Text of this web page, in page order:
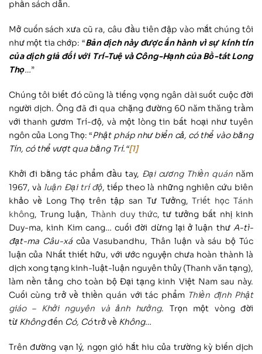
phần sách dẫn.
Mở cuốn sách xưa cũ ra, câu đầu tiên đập vào mắt chúng tôi
như một tia chớp: “Bản dịch này được ấn hành vì sự kính tín
của dịch giả đối với Trí-Tuệ và Công-Hạnh của Bồ-tát Long
Thọ…”
Chúng tôi biết đó cũng là tiếng vọng ngân dài suốt cuộc đời
người dịch. Ông đã đi qua chặng đường 60 năm thăng trầm
với thanh gươm Trí-độ, và một lòng tin bất hoại như tuyên
ngôn của Long Thọ: “Phật pháp như biển cả, có thể vào bằng
Tín, có thể vượt qua bằng Trí.“[1]
Khởi đi bằng tác phẩm đầu tay, Đại cương Thiền quán năm
1967, và luận Đại trí độ, tiếp theo là những nghiên cứu biên
khảo về Long Thọ trên tập san Tư Tưởng,Triết học Tánh
không, Trung luận, Thành duy thức, tư tưởng bất nhị kinh
Duy-ma, kinh Kim cang… cuối đời dừng lại ở luận thư A-tì-
đạt-ma Câu-xácủa Vasubandhu, Thân luận và sáu bộ Túc
luận của Nhất thiết hữu, với ước nguyện chưa hoàn thành là
dịch xong tạng kinh-luật-luận nguyên thủy (Thanh văn tạng),
làm nền tảng cho toàn bộ Đại tạng kinh Việt Nam sau này.
Cuối cùng trở về thiền quán với tác phẩm Thiền định Phật
giáo – Khởi nguyên và ảnh hưởng. Trọn một vòng đời
từ Khôngđến Có, Cótrở về Không…
Trên đường vạn lý, ngọn gió hắt hiu của trường kỳ biến dịch